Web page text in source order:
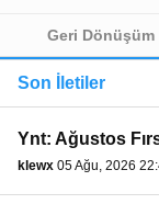
Geri
Son İletiler
Ynt: Ağustos
klewx 05 Ağu, 2026